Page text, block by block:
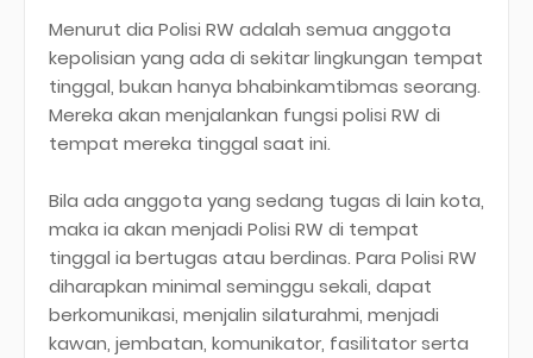
Menurut dia Polisi RW adalah semua anggota
kepolisian yang ada di sekitar lingkungan tempat
tinggal, bukan hanya bhabinkamtibmas seorang.
Mereka akan menjalankan fungsi polisi RW di
tempat mereka tinggal saat ini.
Bila ada anggota yang sedang tugas di lain kota,
maka ia akan menjadi Polisi RW di tempat
tinggal ia bertugas atau berdinas. Para Polisi RW
diharapkan minimal seminggu sekali, dapat
berkomunikasi, menjalin silaturahmi, menjadi
kawan, jembatan, komunikator, fasilitator serta